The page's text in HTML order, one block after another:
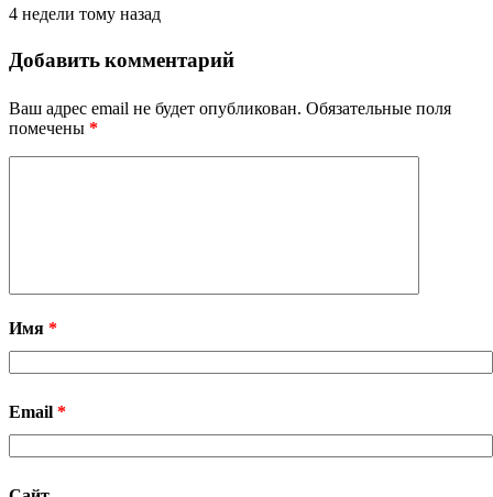
4 недели тому назад
Добавить комментарий
Ваш адрес email не будет опубликован. Обязательные поля
помечены *
Имя *
Email *